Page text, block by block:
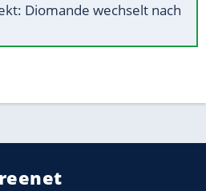
Diomande wechselt nach